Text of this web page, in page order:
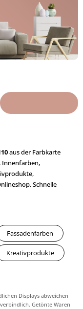
aus der Farbkarte
Innenfarben,
Schnelle
Fassadenfarben
Kreativprodukte
Displays abweichen
Getönte Waren